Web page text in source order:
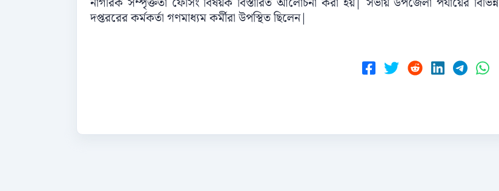
দপ্তররের কর্মকর্তা গণমাধ্যম কর্মীরা উপস্থিত ছিলেন|